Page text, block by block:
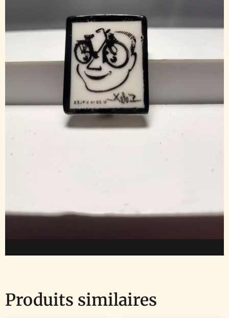
Produits similaires